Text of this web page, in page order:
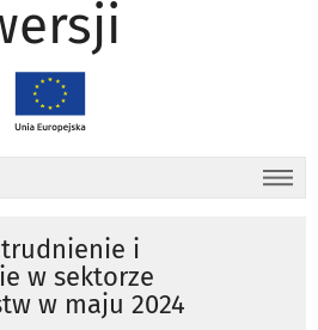
i
w sektorze
w maju 2024